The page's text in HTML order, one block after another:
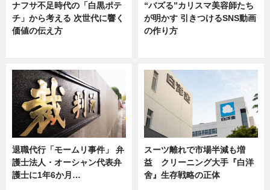
ナフサ不足時代の「白黒ポテ
チ」から考える 次世代に響く
価値の伝え方
“バズる”カリスマ美容師たち
が明かす 引きつけるSNS動画
の作り方
退職代行「モームリ事件」 弁
護士法人・オーシャン代表弁
護士に1年6か月…
スーツ離れで市場半減も増
益 クリーニング大手『白洋
舍』生存戦略の正体